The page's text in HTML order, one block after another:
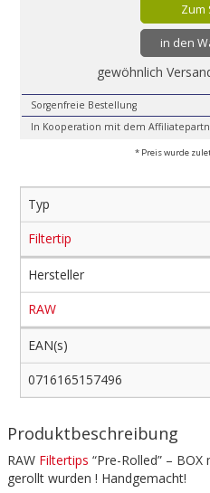
Zum
in den
gewöhnlich
Sorgenfreie Bestellung
In Kooperation mit dem
* Preis wurde
Typ
Filtertip
Hersteller
RAW
EAN(s)
0716165157496
Produktbeschreibung
RAW Filtertips “Pre-Rolled” –
gerollt wurden ! Handgemacht!